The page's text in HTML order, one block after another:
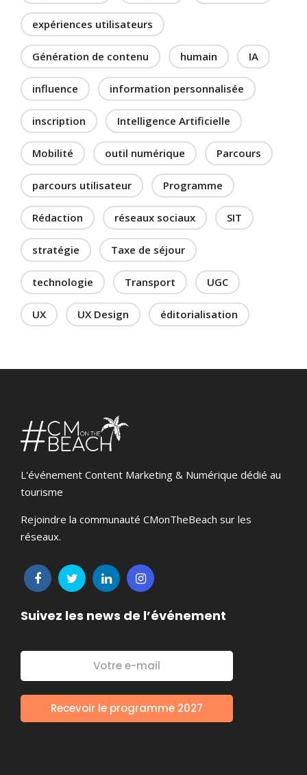
expériences utilisateurs
Génération de contenu humain IA
influence information personnalisée
inscription Intelligence Artificielle
Mobilité outil numérique Parcours
parcours utilisateur Programme
Rédaction réseaux sociaux SIT
stratégie Taxe de séjour
technologie Transport UGC
UX UX Design éditorialisation
L'événement Content Marketing & Numérique dédié au
tourisme
Rejoindre la communauté CMonTheBeach sur les
réseaux.
Suivez les news de l’événement